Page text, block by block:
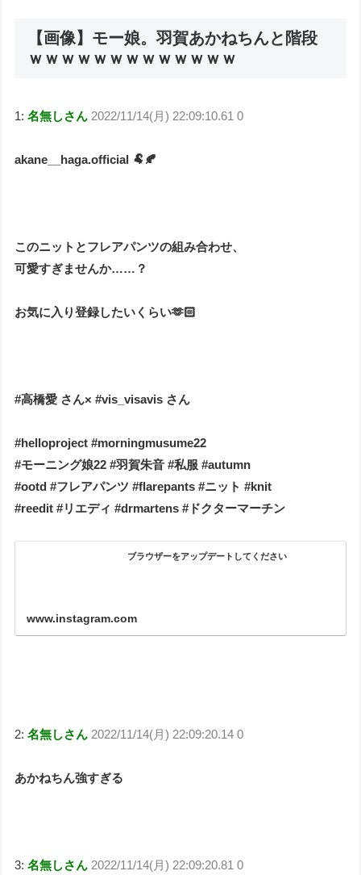
【画像】モー娘。羽賀あかねちんと階段
ｗｗｗｗｗｗｗｗｗｗｗｗｗ
1:名無しさん 2022/11/14(月) 22:09:10.61 0
akane__haga.official 🐏🍂
このニットとフレアパンツの組み合わせ、
可愛すぎませんか……？
お気に入り登録したいくらい🫶🏻
#高橋愛 さん× #vis_visavis さん
#helloproject #morningmusume22
#モーニング娘22 #羽賀朱音 #私服 #autumn
#ootd #フレアパンツ #flarepants #ニット #knit
#reedit #リエディ #drmartens #ドクターマーチン
ブラウザーをアップデートしてください
www.instagram.com
2:名無しさん 2022/11/14(月) 22:09:20.14 0
あかねちん強すぎる
3:名無しさん 2022/11/14(月) 22:09:20.81 0